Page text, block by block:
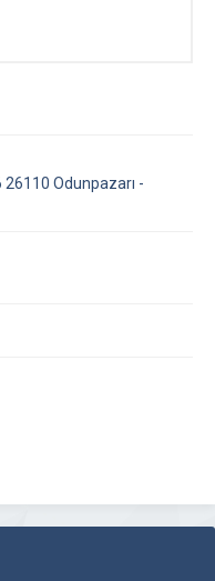
26110 Odunpazarı -